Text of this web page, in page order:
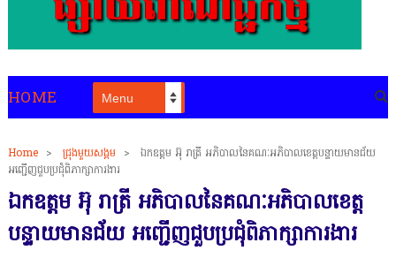
HOME
Home > ជ្រុងមួយសង្គម >
ឯកឧត្តម អ៊ុ រាត្រី អភិបាលនៃគណៈអភិបាលខេត្តបន្ទាយមានជ័យ
អញ្ជើញជួបប្រជុំពិភាក្សាការងារ
ឯកឧត្តម អ៊ុ រាត្រី អភិបាលនៃគណៈអភិបាលខេត្ត
បន្ទាយមានជ័យ អញ្ជើញជួបប្រជុំពិភាក្សាការងារ